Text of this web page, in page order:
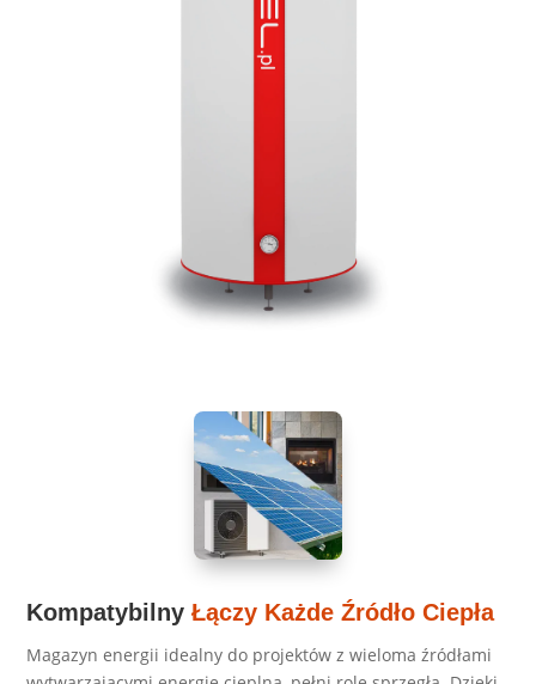
KompatybilnyŁączy Każde Źródło Ciepła
Magazyn energii idealny do projektów z wieloma źródłami